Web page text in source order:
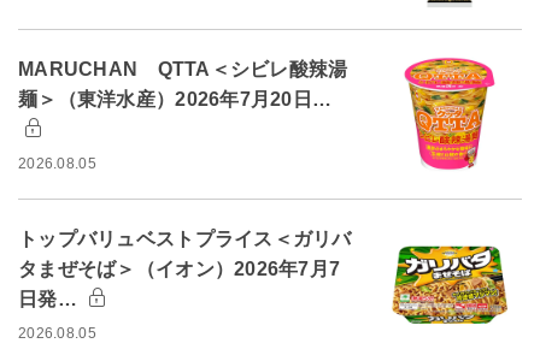
MARUCHAN QTTA＜シビレ酸辣湯
麺＞（東洋水産）2026年7月20日…
2026.08.05
トップバリュベストプライス＜ガリバ
タまぜそば＞（イオン）2026年7月7
日発…
2026.08.05